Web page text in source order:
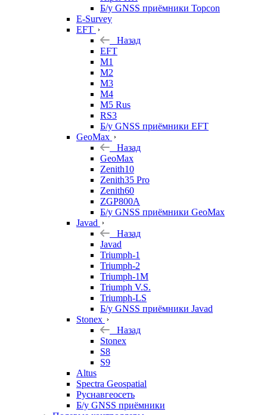
Б/у GNSS приёмники Topcon
E-Survey
EFT
Назад
EFT
M1
M2
M3
M4
M5 Rus
RS3
Б/у GNSS приёмники EFT
GeoMax
Назад
GeoMax
Zenith10
Zenith35 Pro
Zenith60
ZGP800A
Б/у GNSS приёмники GeoMax
Javad
Назад
Javad
Triumph-1
Triumph-2
Triumph-1M
Triumph V.S.
Triumph-LS
Б/у GNSS приёмники Javad
Stonex
Назад
Stonex
S8
S9
Altus
Spectra Geospatial
Руснавгеосеть
Б/у GNSS приёмники